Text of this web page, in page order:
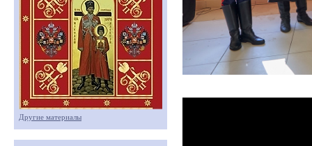
Другие материалы